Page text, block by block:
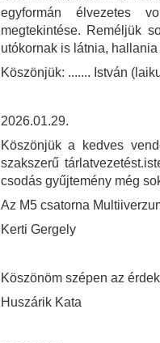
egyformán élvezetes
megtekintése. Reméljük
utókornak is látnia, hallania
Köszönjük: ....... István
2026.01.29.
Köszönjük a kedves
szakszerű
csodás gyűjtemény még
Az M5 csatorna
Kerti Gergely
Köszönöm szépen az
Huszárik Kata